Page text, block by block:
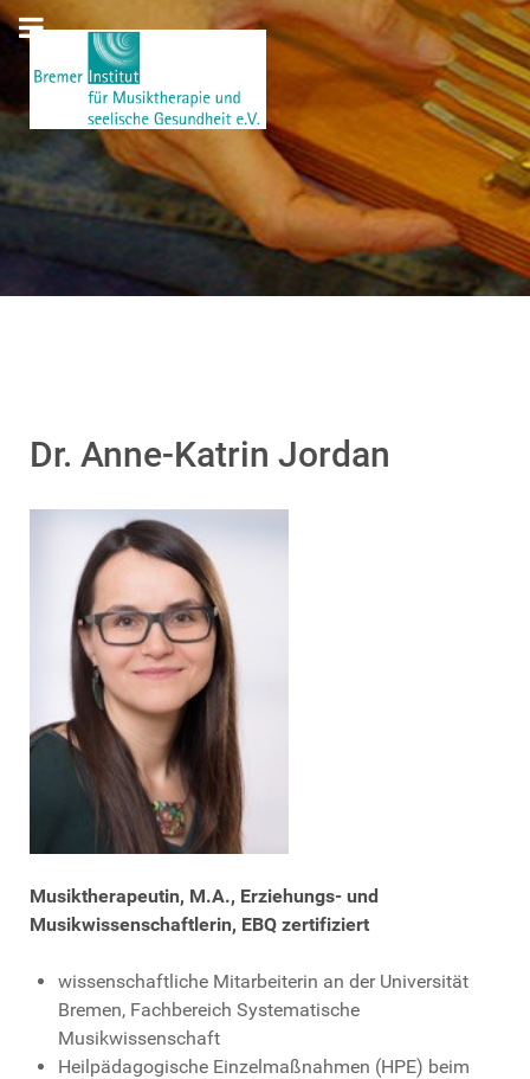
Dr. Anne-Katrin Jordan
Musiktherapeutin, M.A., Erziehungs- und
Musikwissenschaftlerin, EBQ zertifiziert
wissenschaftliche Mitarbeiterin an der Universität
Bremen, Fachbereich Systematische
Musikwissenschaft
Heilpädagogische Einzelmaßnahmen (HPE) beim